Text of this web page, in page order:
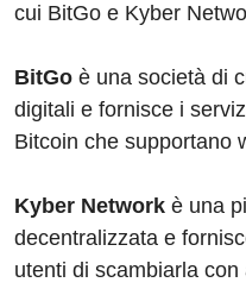
cui BitGo e Kyber
BitGo è una società di
digitali e fornisce i
Bitcoin che supportano
Kyber Network è una
decentralizzata e
utenti di scambiarla